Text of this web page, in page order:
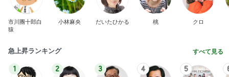
市川團十郎白
猿
小林麻央 だいたひかる 桃 クロ
急上昇ランキング すべて見る
1 2 3 4 5